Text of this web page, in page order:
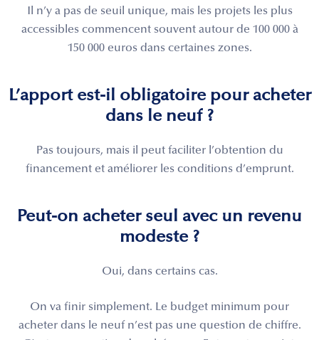
Il n’y a pas de seuil unique, mais les projets les plus
accessibles commencent souvent autour de 100 000 à
150 000 euros dans certaines zones.
L’apport est-il obligatoire pour acheter
dans le neuf ?
Pas toujours, mais il peut faciliter l’obtention du
financement et améliorer les conditions d’emprunt.
Peut-on acheter seul avec un revenu
modeste ?
Oui, dans certains cas.
On va finir simplement. Le budget minimum pour
acheter dans le neuf n’est pas une question de chiffre.